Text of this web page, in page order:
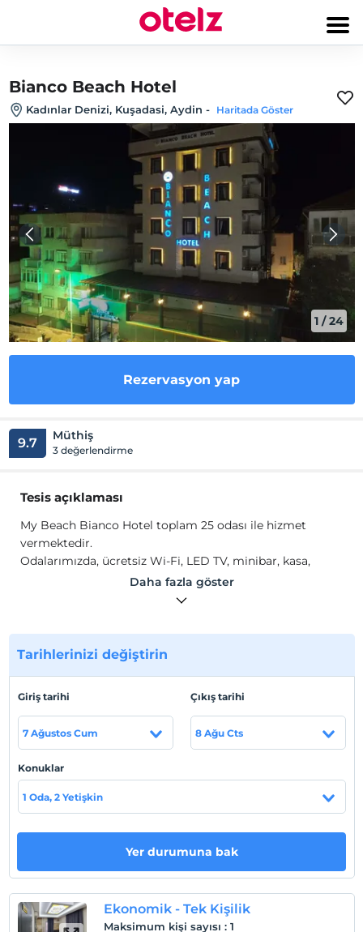
Bianco Beach Hotel
Kadınlar Denizi, Kuşadasi, Aydin - Haritada Göster
1 /24
Rezervasyon yap
9.7 Müthiş
3 değerlendirme
Tesis açıklaması
My Beach Bianco Hotel toplam 25 odası ile hizmet
vermektedir.
Odalarımızda, ücretsiz Wi-Fi, LED TV, minibar, kasa,
havlu seti, buklet malzemeleri, saç kurutma makinesi
Merkeze 3 kilometre, havaalanına 80 kilometre
Sahil
Haritada Göster
Check/in
En erken saat 14:00 ve sonrası
Check/out
Daha fazla göster
Tarihlerinizi değiştirin
Giriş tarihi
7 Ağustos Cum
Çıkış tarihi
8 Ağu Cts
Konuklar
1 Oda, 2 Yetişkin
Yer durumuna bak
Ekonomik - Tek Kişilik
Maksimum kişi sayısı : 1